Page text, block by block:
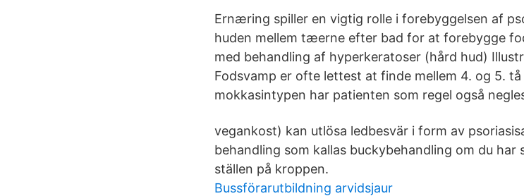
Ernæring spiller en vigtig rolle i forebyggelsen af
huden mellem tæerne efter bad for at forebygge
med behandling af hyperkeratoser (hård hud)
Fodsvamp er ofte lettest at finde mellem 4. og 5.
mokkasintypen har patienten som regel også
vegankost) kan utlösa ledbesvär i form av
behandling som kallas buckybehandling om du har
ställen på kroppen.
Bussförarutbildning arvidsjaur